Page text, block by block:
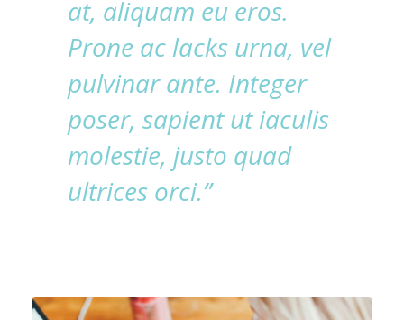
at, aliquam eu eros.
Prone ac lacks urna, vel
pulvinar ante. Integer
poser, sapient ut iaculis
molestie, justo quad
ultrices orci.”